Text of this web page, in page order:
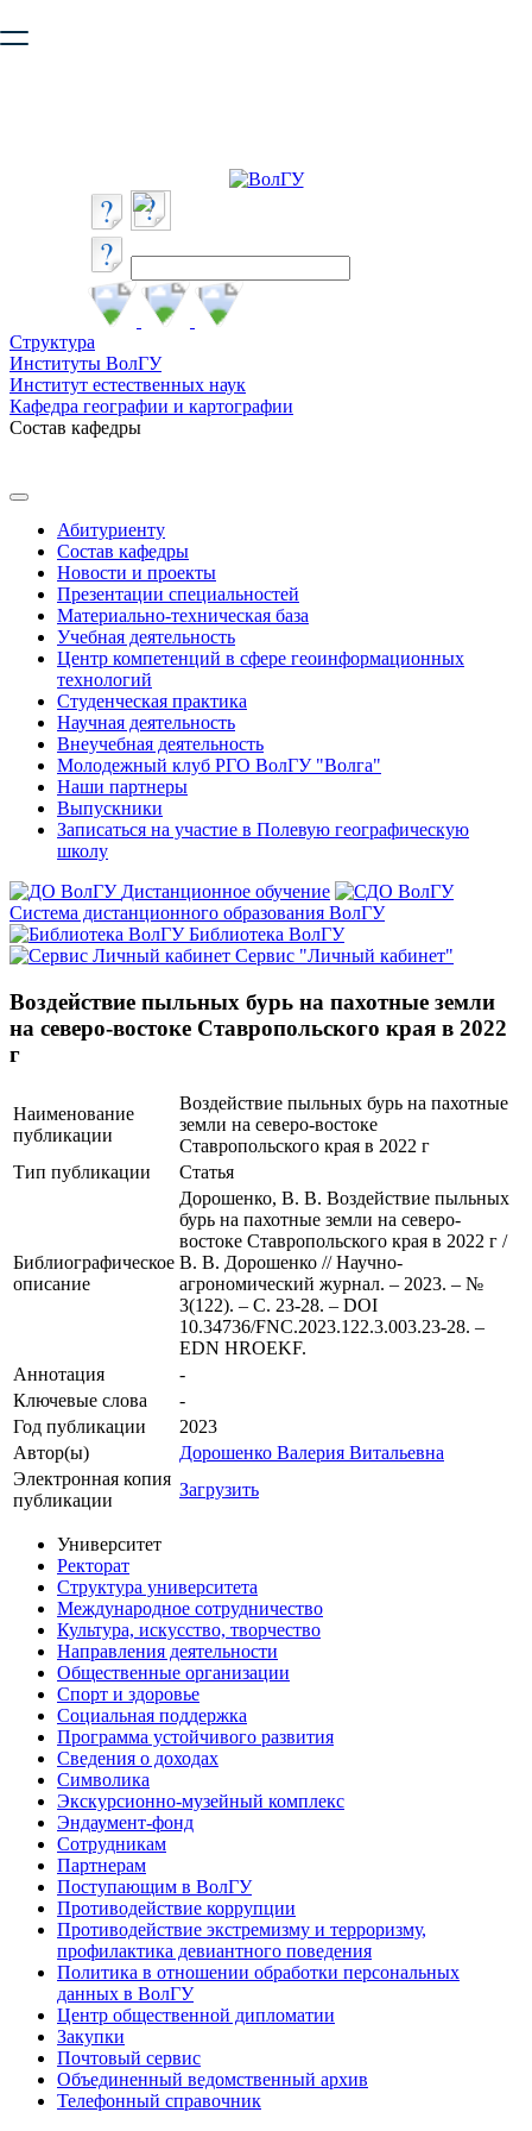
безопасную работу с сайтом. Пожалуйста
Структура
Институты ВолГУ
Институт естественных наук
Кафедра географии и картографии
Состав кафедры
Абитуриенту
Состав кафедры
Новости и проекты
Презентации специальностей
Материально-техническая база
Учебная деятельность
Центр компетенций в сфере геоинформационных
технологий
Студенческая практика
Научная деятельность
Внеучебная деятельность
Молодежный клуб РГО ВолГУ "Волга"
Наши партнеры
Выпускники
Записаться на участие в Полевую географическую
школу
Дистанционное обучение
Система дистанционного образования ВолГУ
Библиотека ВолГУ
Сервис "Личный кабинет"
Воздействие пыльных бурь на пахотные земли
на северо-востоке Ставропольского края в 2022
г
Наименование
публикации
Воздействие пыльных бурь на пахотные
земли на северо-востоке
Ставропольского края в 2022 г
Тип публикации
Статья
Библиографическое
описание
Дорошенко, В. В. Воздействие пыльных
бурь на пахотные земли на северо-
востоке Ставропольского края в 2022 г /
В. В. Дорошенко // Научно-
агрономический журнал. – 2023. – №
3(122). – С. 23-28. – DOI
10.34736/FNC.2023.122.3.003.23-28. –
EDN HROEKF.
Аннотация
-
Ключевые cлова
-
Год публикации
2023
Автор(ы)
Дорошенко Валерия Витальевна
Электронная копия
публикации
Загрузить
Университет
Ректорат
Структура университета
Международное сотрудничество
Культура, искусство, творчество
Направления деятельности
Общественные организации
Спорт и здоровье
Социальная поддержка
Программа устойчивого развития
Сведения о доходах
Символика
Экскурсионно-музейный комплекс
Эндаумент-фонд
Сотрудникам
Партнерам
Поступающим в ВолГУ
Противодействие коррупции
Противодействие экстремизму и терроризму,
профилактика девиантного поведения
Политика в отношении обработки персональных
данных в ВолГУ
Центр общественной дипломатии
Закупки
Почтовый сервис
Объединенный ведомственный архив
Телефонный справочник